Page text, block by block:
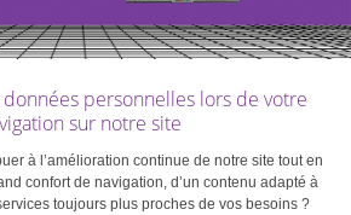
il trop cher au Luxembourg?
données personnelles lors de votre
sur notre site
à l’amélioration continue de notre site tout en
confort de navigation, d’un contenu adapté à
toujours plus proches de vos besoins ?